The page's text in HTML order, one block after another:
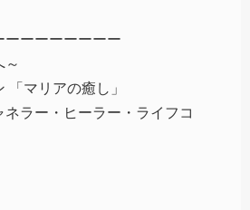
ーーーーーーーー
～
「マリアの癒し」
ラー・ヒーラー・ライフコ